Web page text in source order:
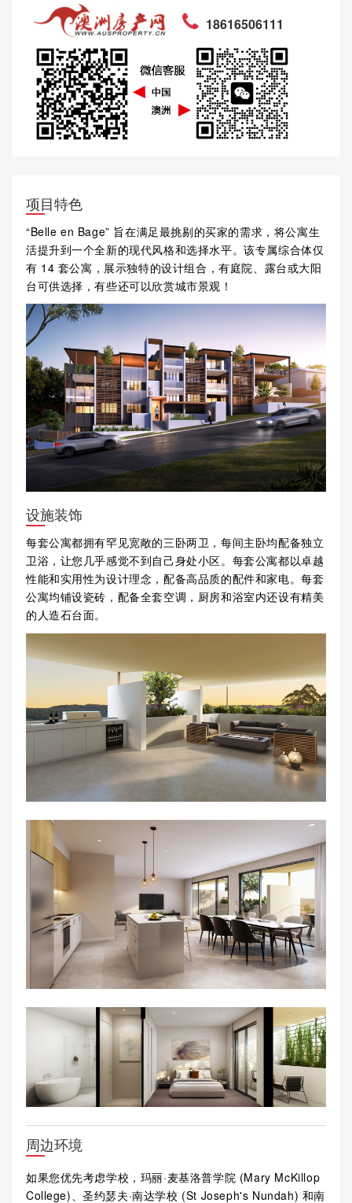
18616506111
项目特色
“Belle en Bage” 旨在满足最挑剔的买家的需求，将公寓生
活提升到一个全新的现代风格和选择水平。该专属综合体仅
有 14 套公寓，展示独特的设计组合，有庭院、露台或大阳
台可供选择，有些还可以欣赏城市景观！
设施装饰
每套公寓都拥有罕见宽敞的三卧两卫，每间主卧均配备独立
卫浴，让您几乎感觉不到自己身处小区。每套公寓都以卓越
性能和实用性为设计理念，配备高品质的配件和家电。每套
公寓均铺设瓷砖，配备全套空调，厨房和浴室内还设有精美
的人造石台面。
周边环境
如果您优先考虑学校，玛丽·麦基洛普学院 (Mary McKillop
College)、圣约瑟夫·南达学校 (St Joseph's Nundah) 和南